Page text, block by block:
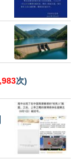
次)